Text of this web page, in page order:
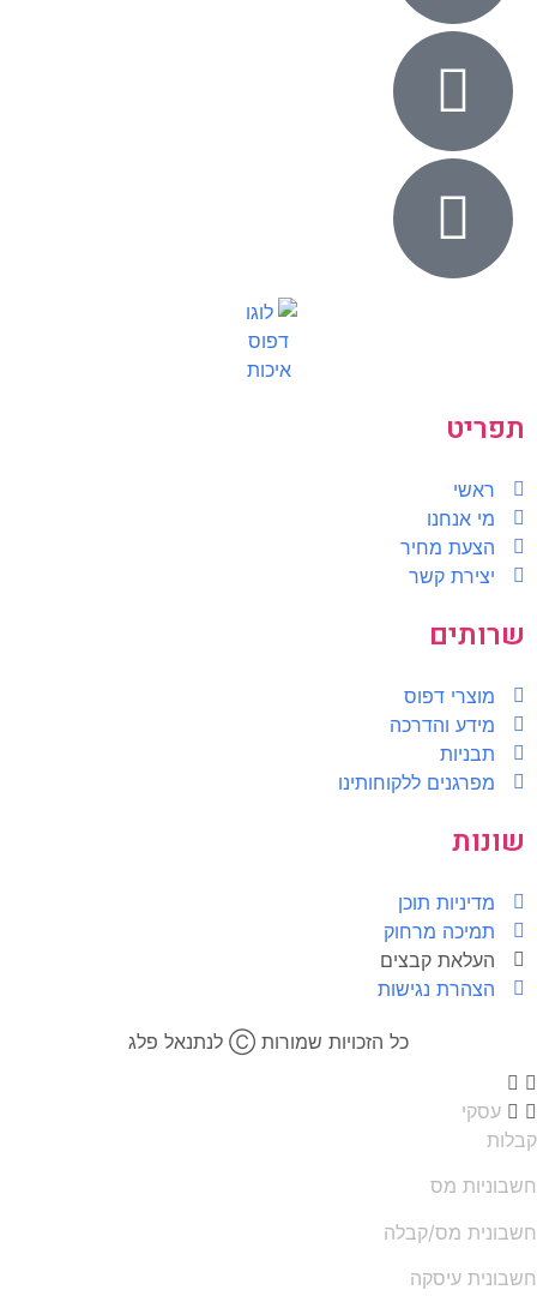
תפריט
ראשי
מי אנחנו
הצעת מחיר
יצירת קשר
שרותים
מוצרי דפוס
מידע והדרכה
תבניות
מפרגנים ללקוחותינו
שונות
מדיניות תוכן
תמיכה מרחוק
העלאת קבצים
הצהרת נגישות
כל הזכויות שמורות Ⓒ לנתנאל פלג​
עסקי
מס
מס/קבלה
עיסקה